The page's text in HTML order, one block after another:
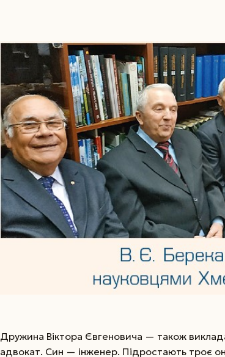
Дружина Віктора Євгеновича — також
адвокат. Син — інженер. Підростають троє